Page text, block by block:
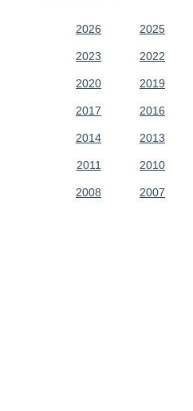
2026 2025
2023 2022
2020 2019
2017 2016
2014 2013
2011 2010
2008 2007